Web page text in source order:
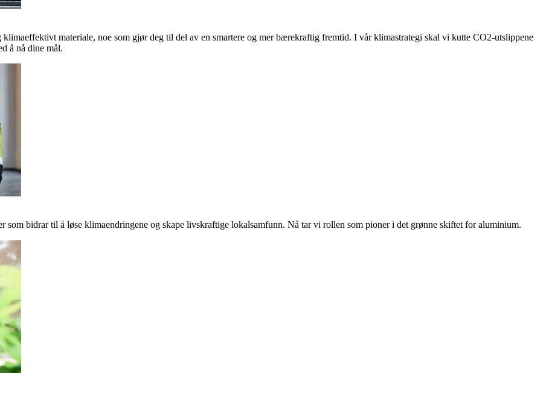
materiale, noe som gjør deg til del av en smartere og mer bærekraftig fremtid. I vår klimastrategi skal vi kutte CO2-utslippene
å nå dine mål.
som bidrar til å løse klimaendringene og skape livskraftige lokalsamfunn. Nå tar vi rollen som pioner i det grønne skiftet for aluminium.